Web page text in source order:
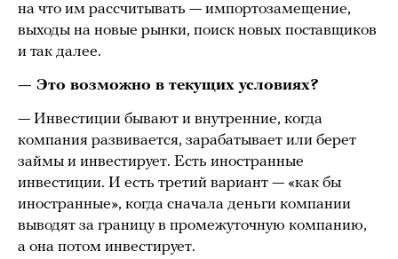
на что им рассчитывать — импортозамещение,
выходы на новые рынки, поиск новых поставщиков
и так далее.
— Это возможно в текущих условиях?
— Инвестиции бывают и внутренние, когда
компания развивается, зарабатывает или берет
займы и инвестирует. Есть иностранные
инвестиции. И есть третий вариант — «как бы
иностранные», когда сначала деньги компании
выводят за границу в промежуточную компанию,
а она потом инвестирует.